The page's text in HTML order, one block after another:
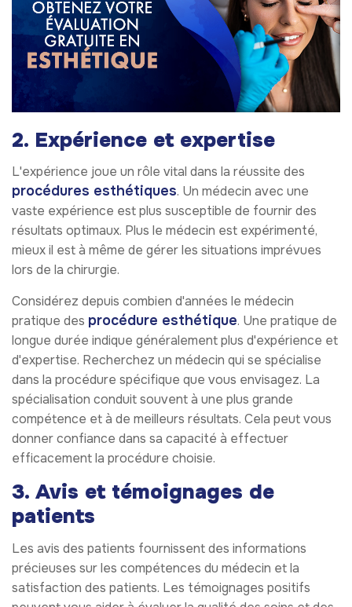
2. Expérience et expertise
L'expérience joue un rôle vital dans la réussite des
procédures esthétiques. Un médecin avec une
vaste expérience est plus susceptible de fournir des
résultats optimaux. Plus le médecin est expérimenté,
mieux il est à même de gérer les situations imprévues
lors de la chirurgie.
Considérez depuis combien d'années le médecin
pratique des procédure esthétique. Une pratique de
longue durée indique généralement plus d'expérience et
d'expertise. Recherchez un médecin qui se spécialise
dans la procédure spécifique que vous envisagez. La
spécialisation conduit souvent à une plus grande
compétence et à de meilleurs résultats. Cela peut vous
donner confiance dans sa capacité à effectuer
efficacement la procédure choisie.
3. Avis et témoignages de
patients
Les avis des patients fournissent des informations
précieuses sur les compétences du médecin et la
satisfaction des patients. Les témoignages positifs